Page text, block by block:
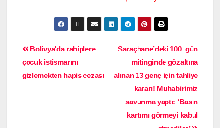
Saraçhane’deki 100. gün
mitinginde gözaltına
alınan 13 genç için tahliye
kararı! Muhabirimiz
savunma yaptı: ‘Basın
kartımı görmeyi kabul
Bolivya’da rahiplere
çocuk istismarını
gizlemekten hapis cezası